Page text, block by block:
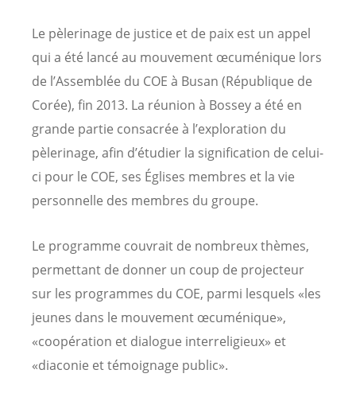
Le pèlerinage de justice et de paix est un appel
qui a été lancé au mouvement œcuménique lors
de l’Assemblée du COE à Busan (République de
Corée), fin 2013. La réunion à Bossey a été en
grande partie consacrée à l’exploration du
pèlerinage, afin d’étudier la signification de celui-
ci pour le COE, ses Églises membres et la vie
personnelle des membres du groupe.
Le programme couvrait de nombreux thèmes,
permettant de donner un coup de projecteur
sur les programmes du COE, parmi lesquels «les
jeunes dans le mouvement œcuménique»,
«coopération et dialogue interreligieux» et
«diaconie et témoignage public».